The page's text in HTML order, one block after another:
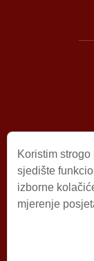
Koristim
sjedište
izborne
mjerenje